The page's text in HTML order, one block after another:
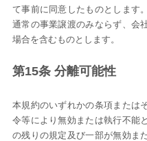
て事前に同意したものとします
通常の事業譲渡のみならず、会
場合を含むものとします。
第15条 分離可能性
本規約のいずれかの条項または
令等により無効または執行不能
の残りの規定及び一部が無効ま